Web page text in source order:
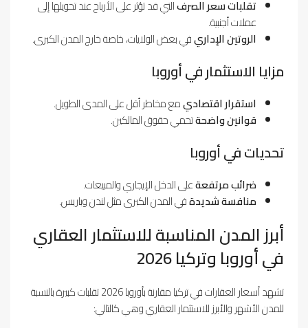
تقلبات سعر الصرفالتي قد تؤثر على الأرباح عند تحويلها إلى
عملات أجنبية.
الروتين الإداريفي بعض الولايات، خاصة خارج المدن الكبرى.
مزايا الاستثمار في أوروبا
استقرار اقتصاديمع مخاطر أقل على المدى الطويل.
قوانين واضحةتحمي حقوق المالكين.
تحديات في أوروبا
ضرائب مرتفعةعلى الدخل الإيجاري والمبيعات.
منافسة شديدةفي المدن الكبرى مثل لندن وباريس.
أبرز المدن المناسبة للاستثمار العقاري
في أوروبا وتركيا 2026
تشهد أسعار العقارات في تركيا مقارنة بأوروبا 2026 تقلبات كبيرة بالنسبة
للمدن الأشهر والأبرز للاستثمار العقاري وهي كالتالي: